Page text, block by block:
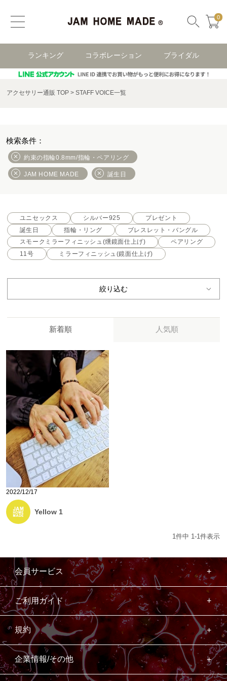
0
ランキング コラボレーション ブライダル
アクセサリー通販 TOP STAFF VOICE一覧
約束の指輪0.8mm/指輪・ペアリング
JAM HOME MADE 誕生日
ユニセックス シルバー925
プレゼント
誕生日
指輪・リング
ブレスレット・バングル
スモークミラーフィニッシュ(燻鏡面仕上げ)
ペアリング
11号
ミラーフィニッシュ(鏡面仕上げ)
絞り込む
新着順 人気順
2022/12/17
Yellow 1
1 件中 1 -1 件表示
会員サービス
ご利用ガイド
規約
企業情報/その他